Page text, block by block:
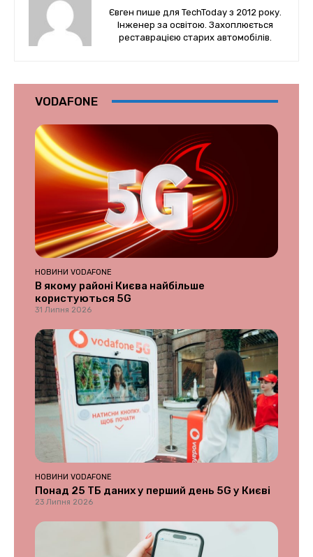
Євген пише для TechToday з 2012 року.
Інженер за освітою. Захоплюється
реставрацією старих автомобілів.
VODAFONE
НОВИНИ VODAFONE
В якому районі Києва найбільше
користуються 5G
31 Липня 2026
НОВИНИ VODAFONE
Понад 25 ТБ даних у перший день 5G у Києві
23 Липня 2026